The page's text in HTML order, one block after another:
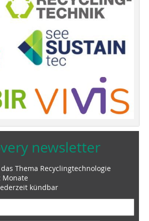
newsletter
Thema Recyclingtechnologie
Monate
kündbar